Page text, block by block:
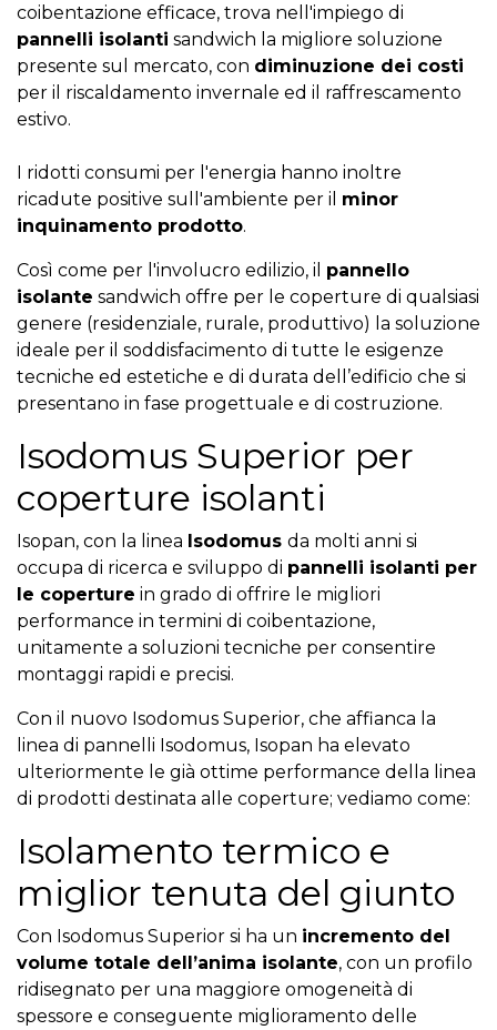
coibentazione efficace, trova nell'impiego di
pannelli isolanti sandwich la migliore soluzione
presente sul mercato, con diminuzione dei costi
per il riscaldamento invernale ed il raffrescamento
estivo.
I ridotti consumi per l'energia hanno inoltre
ricadute positive sull'ambiente per il minor
inquinamento prodotto.
Così come per l'involucro edilizio, il pannello
isolante sandwich offre per le coperture di qualsiasi
genere (residenziale, rurale, produttivo) la soluzione
ideale per il soddisfacimento di tutte le esigenze
tecniche ed estetiche e di durata dell’edificio che si
presentano in fase progettuale e di costruzione.
Isodomus Superior per
coperture isolanti
Isopan, con la linea Isodomus da molti anni si
occupa di ricerca e sviluppo di pannelli isolanti per
le coperture in grado di offrire le migliori
performance in termini di coibentazione,
unitamente a soluzioni tecniche per consentire
montaggi rapidi e precisi.
Con il nuovo Isodomus Superior, che affianca la
linea di pannelli Isodomus, Isopan ha elevato
ulteriormente le già ottime performance della linea
di prodotti destinata alle coperture; vediamo come:
Isolamento termico e
miglior tenuta del giunto
Con Isodomus Superior si ha un incremento del
volume totale dellʼanima isolante, con un profilo
ridisegnato per una maggiore omogeneità di
spessore e conseguente miglioramento delle